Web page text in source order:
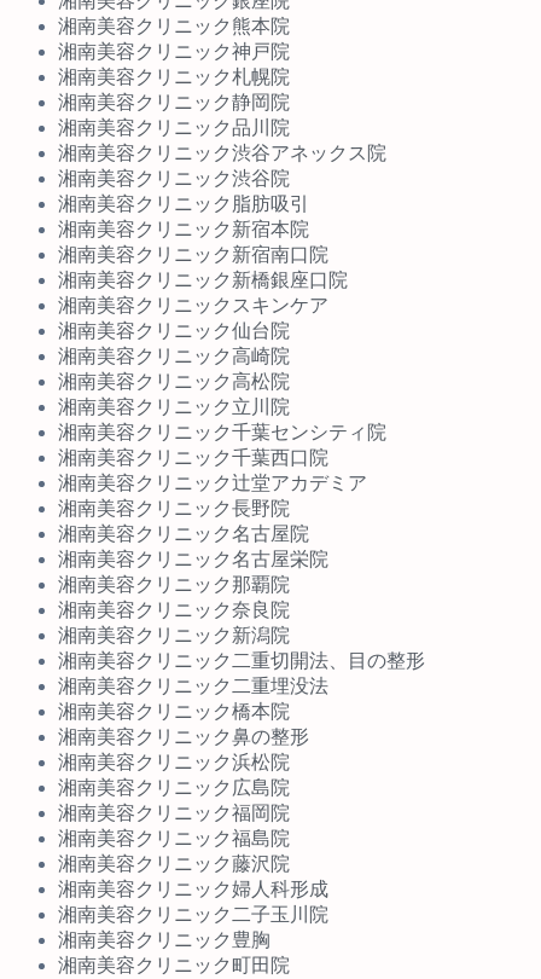
湘南美容クリニック熊本院
湘南美容クリニック神戸院
湘南美容クリニック札幌院
湘南美容クリニック静岡院
湘南美容クリニック品川院
湘南美容クリニック渋谷アネックス院
湘南美容クリニック渋谷院
湘南美容クリニック脂肪吸引
湘南美容クリニック新宿本院
湘南美容クリニック新宿南口院
湘南美容クリニック新橋銀座口院
湘南美容クリニックスキンケア
湘南美容クリニック仙台院
湘南美容クリニック高崎院
湘南美容クリニック高松院
湘南美容クリニック立川院
湘南美容クリニック千葉センシティ院
湘南美容クリニック千葉西口院
湘南美容クリニック辻堂アカデミア
湘南美容クリニック長野院
湘南美容クリニック名古屋院
湘南美容クリニック名古屋栄院
湘南美容クリニック那覇院
湘南美容クリニック奈良院
湘南美容クリニック新潟院
湘南美容クリニック二重切開法、目の整形
湘南美容クリニック二重埋没法
湘南美容クリニック橋本院
湘南美容クリニック鼻の整形
湘南美容クリニック浜松院
湘南美容クリニック広島院
湘南美容クリニック福岡院
湘南美容クリニック福島院
湘南美容クリニック藤沢院
湘南美容クリニック婦人科形成
湘南美容クリニック二子玉川院
湘南美容クリニック豊胸
湘南美容クリニック町田院